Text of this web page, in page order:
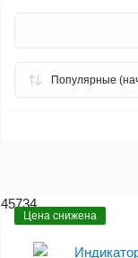
45734
Цена снижена